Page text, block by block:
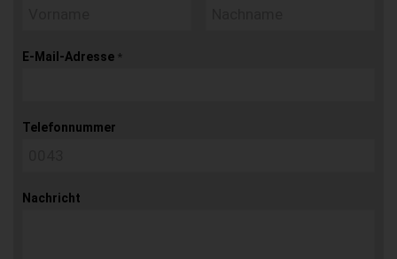
E-Mail-Adresse *
Telefonnummer
Nachricht